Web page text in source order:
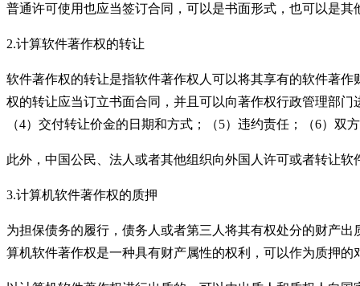
普通许可使用也应当签订合同，可以是书面形式，也可以是
2.计算软件著作权的转让
软件著作权的转让是指软件著作权人可以将其享有的软件著
权的转让应当订立书面合同，并且可以向著作权行政管理部
（4）交付转让价金的日期和方式；（5）违约责任；（6）双
此外，中国公民、法人或者其他组织向外国人许可或者转让
3.计算机软件著作权的质押
为担保债务的履行，债务人或者第三人将其有权处分的财产
算机软件著作权是一种具有财产属性的权利，可以作为质押的